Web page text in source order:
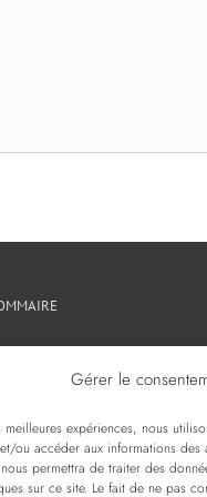
Gérer le
expériences, nous
ou accéder aux informations
permettra de traiter des
sur ce site. Le fait de ne pas
La sélection Prescott
Services